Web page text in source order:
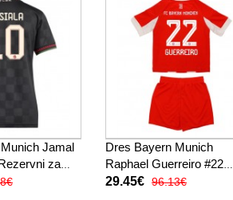
Jamal
za
Kratak
Dres Bayern Munich
Raphael Guerreiro #22
Domaci za djecu 2025-26
29.45€ 96.13€